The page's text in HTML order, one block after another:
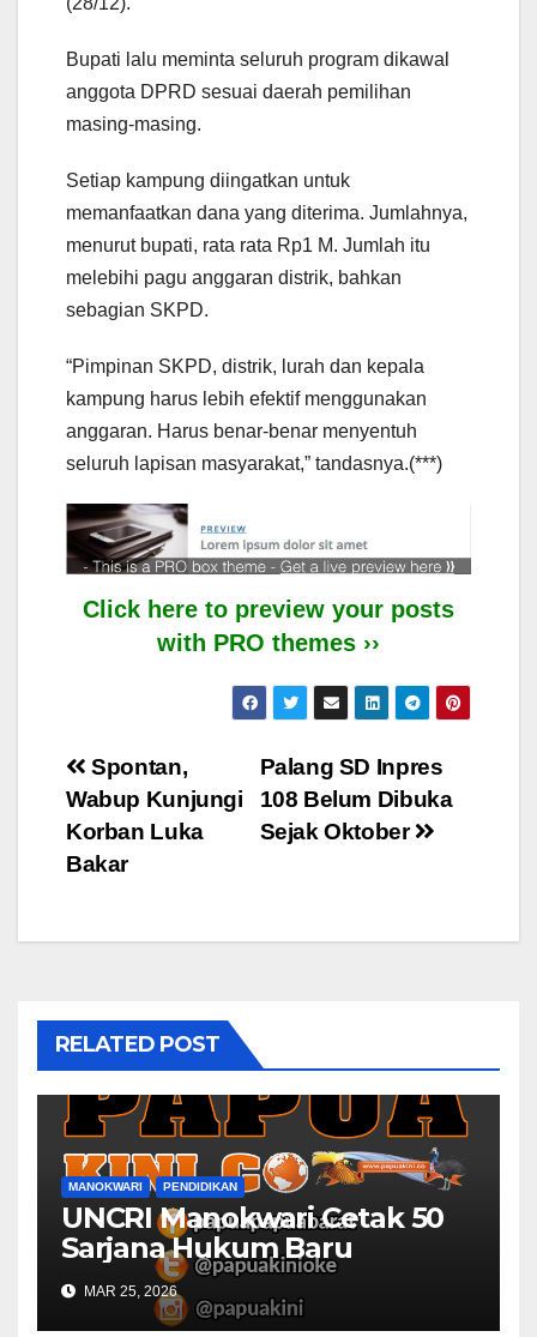
Bupati lalu meminta seluruh program dikawal
anggota DPRD sesuai daerah pemilihan
masing-masing.
Setiap kampung diingatkan untuk
memanfaatkan dana yang diterima. Jumlahnya,
menurut bupati, rata rata Rp1 M. Jumlah itu
melebihi pagu anggaran distrik, bahkan
sebagian SKPD.
“Pimpinan SKPD, distrik, lurah dan kepala
kampung harus lebih efektif menggunakan
anggaran. Harus benar-benar menyentuh
seluruh lapisan masyarakat,” tandasnya.(***)
Click here to preview your posts
with PRO themes ››
Post
navigation
Palang SD Inpres
108 Belum Dibuka
Sejak Oktober
Spontan,
Wabup Kunjungi
Korban Luka
Bakar
RELATED POST
MANOKWARI PENDIDIKAN
UNCRI Manokwari Cetak 50
Sarjana Hukum Baru
MAR 25, 2026